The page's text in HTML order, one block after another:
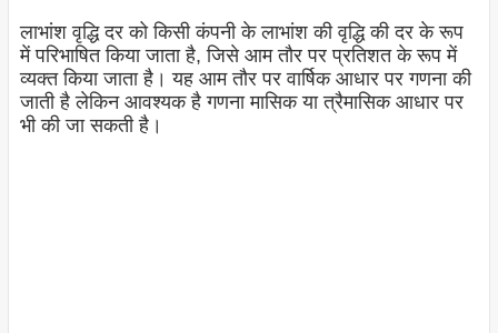
लाभांश वृद्धि दर को किसी कंपनी के लाभांश की वृद्धि की दर के रूप
में परिभाषित किया जाता है, जिसे आम तौर पर प्रतिशत के रूप में
व्यक्त किया जाता है। यह आम तौर पर वार्षिक आधार पर गणना की
जाती है लेकिन आवश्यक है गणना मासिक या त्रैमासिक आधार पर
भी की जा सकती है।